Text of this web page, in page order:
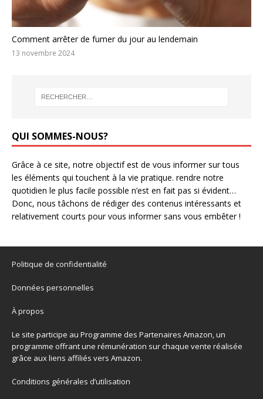
Comment arrêter de fumer du jour au lendemain
13 novembre 2024
QUI SOMMES-NOUS?
Grâce à ce site, notre objectif est de vous informer sur tous
les éléments qui touchent à la vie pratique. rendre notre
quotidien le plus facile possible n’est en fait pas si évident…
Donc, nous tâchons de rédiger des contenus intéressants et
relativement courts pour vous informer sans vous embêter !
Politique de confidentialité
Données personnelles
À propos
Le site participe au Programme des Partenaires Amazon, un
programme offrant une rémunération sur chaque vente réalisée
grâce aux liens affiliés vers Amazon.
Conditions générales d’utilisation